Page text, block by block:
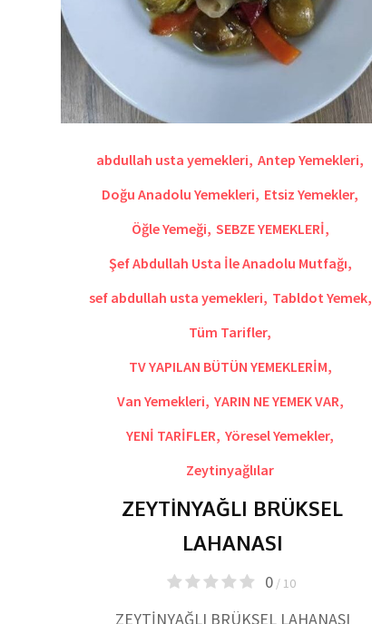
abdullah usta yemekleri, Antep Yemekleri,
Doğu Anadolu Yemekleri, Etsiz Yemekler,
Öğle Yemeği, SEBZE YEMEKLERİ,
Şef Abdullah Usta İle Anadolu Mutfağı,
sef abdullah usta yemekleri, Tabldot Yemek,
Tüm Tarifler,
TV YAPILAN BÜTÜN YEMEKLERİM,
Van Yemekleri, YARIN NE YEMEK VAR,
YENİ TARİFLER, Yöresel Yemekler,
Zeytinyağlılar
ZEYTİNYAĞLI BRÜKSEL
LAHANASI
0/ 10
ZEYTİNYAĞLI BRÜKSEL LAHANASI